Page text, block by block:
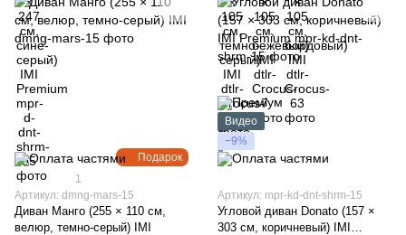
Подарок
1
Артикул: dmng-mars-15
Диван Манго (255 × 110 см,
велюр, темно-серый) IMI
Видео
−9%
Артикул: mpr-kd-dnt-shrm-15
Угловой диван Donato (157 ×
303 см, коричневый) IMI